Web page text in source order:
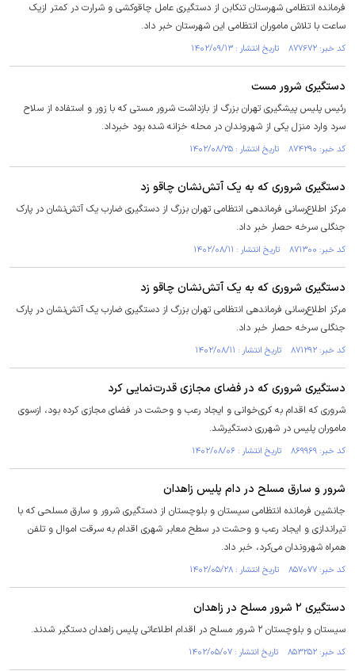
فرمانده انتظامی شهرستان تنکابن از دستگیری عامل چاقوکشی و شرارت در کمتر ازیک
ساعت با تلاش ماموران انتظامی این شهرستان خبر داد.
کد خبر: ۸۷۷۶۷۲ تاریخ انتشار : ۱۴۰۲/۰۹/۱۳
دستگیری شرور مست
رئیس پلیس پیشگیری تهران بزرگ از بازداشت شرور مستی که با زور و استفاده از سلاح
سرد وارد منزل یکی از شهروندان در محله خزانه شده بود خبرداد.
کد خبر: ۸۷۴۲۹۰ تاریخ انتشار : ۱۴۰۲/۰۸/۲۵
دستگیری شروری که به یک آتش‌نشان چاقو زد
مرکز اطلاع‌رسانی فرماندهی انتظامی تهران بزرگ از دستگیری ضارب یک آتش‌نشان در پارک
جنگلی سرخه حصار خبر داد.
کد خبر: ۸۷۱۳۰۰ تاریخ انتشار : ۱۴۰۲/۰۸/۱۱
دستگیری شروری که به یک آتش‌نشان چاقو زد
مرکز اطلاع‌رسانی فرماندهی انتظامی تهران بزرگ از دستگیری ضارب یک آتش‌نشان در پارک
جنگلی سرخه حصار خبر داد.
کد خبر: ۸۷۱۲۹۲ تاریخ انتشار : ۱۴۰۲/۰۸/۱۱
دستگیری شروری که در فضای مجازی قدرت‌نمایی کرد
شروری که اقدام به کری‌خوانی و ایجاد رعب و وحشت در فضای مجازی کرده بود، ازسوی
ماموران پلیس در شهرری دستگیرشد.
کد خبر: ۸۶۹۹۶۹ تاریخ انتشار : ۱۴۰۲/۰۸/۰۶
شرور و سارق مسلح در دام پلیس زاهدان
جانشین فرمانده انتظامی سیستان و بلوچستان از دستگیری شرور و سارق مسلحی که با
تیراندازی و ایجاد رعب و وحشت در سطح معابر شهری اقدام به سرقت اموال و تلفن
همراه شهروندان می‌کرد، خبر داد.
کد خبر: ۸۵۷۰۷۷ تاریخ انتشار : ۱۴۰۲/۰۵/۲۸
دستگیری ۲ شرور مسلح در زاهدان
سیستان و بلوچستان ۲ شرور مسلح در اقدام اطلاعاتی پلیس زاهدان دستگیر شدند.
کد خبر: ۸۵۳۲۵۲ تاریخ انتشار : ۱۴۰۲/۰۵/۰۷